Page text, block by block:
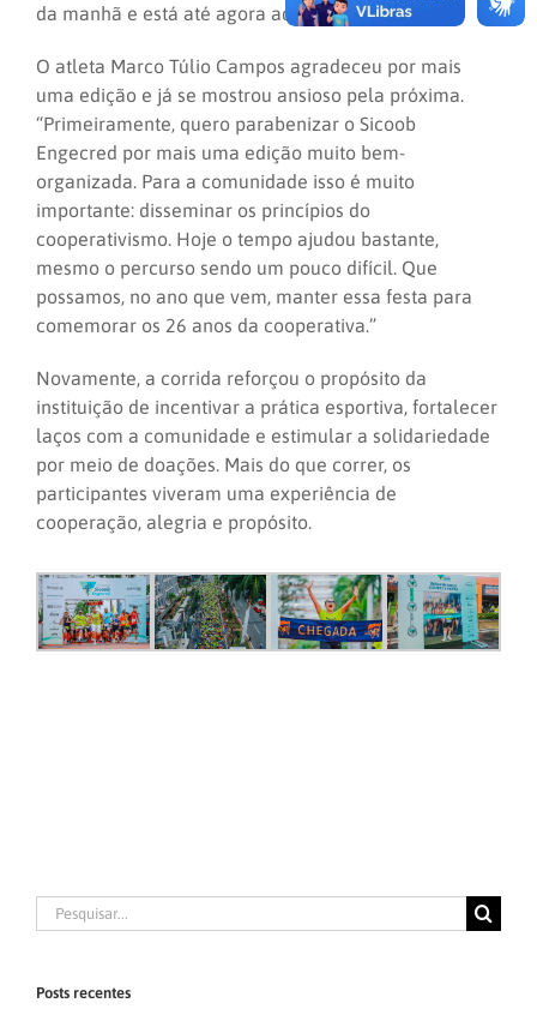
da manhã e está até agora aqui comigo.”
O atleta Marco Túlio Campos agradeceu por mais
uma edição e já se mostrou ansioso pela próxima.
“Primeiramente, quero parabenizar o Sicoob
Engecred por mais uma edição muito bem-
organizada. Para a comunidade isso é muito
importante: disseminar os princípios do
cooperativismo. Hoje o tempo ajudou bastante,
mesmo o percurso sendo um pouco difícil. Que
possamos, no ano que vem, manter essa festa para
comemorar os 26 anos da cooperativa.”
Novamente, a corrida reforçou o propósito da
instituição de incentivar a prática esportiva, fortalecer
laços com a comunidade e estimular a solidariedade
por meio de doações. Mais do que correr, os
participantes viveram uma experiência de
cooperação, alegria e propósito.
Buscar
resultados
Posts recentes